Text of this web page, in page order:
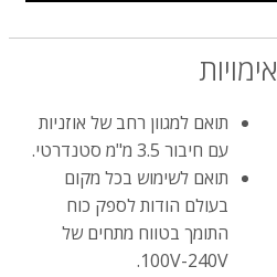
תואם למגוון רחב של אוזניות
עם חיבור 3.5 מ"מ סטנדרטי.
תואם לשימוש בכל מקום
בעולם הודות לספק כוח
התומך בטווח מתחים של
100V-240V.